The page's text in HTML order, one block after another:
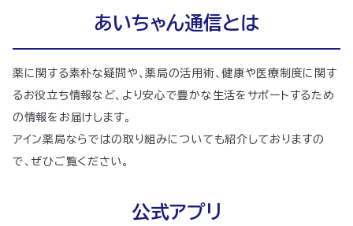
あいちゃん通信とは
薬に関する素朴な疑問や、薬局の活用術、健康や医療制度に関す
るお役立ち情報など、より安心で豊かな生活をサポートするため
の情報をお届けします。
アイン薬局ならではの取り組みについても紹介しておりますの
で、ぜひご覧ください。
公式アプリ